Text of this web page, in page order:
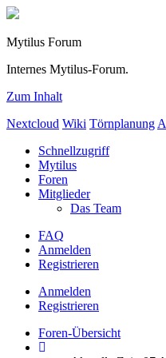
Mytilus Forum
Internes Mytilus-Forum.
Zum Inhalt
Nextcloud Wiki Törnplanung
Schnellzugriff
Mytilus
Foren
Mitglieder
Das Team
FAQ
Anmelden
Registrieren
Anmelden
Registrieren
Foren-Übersicht